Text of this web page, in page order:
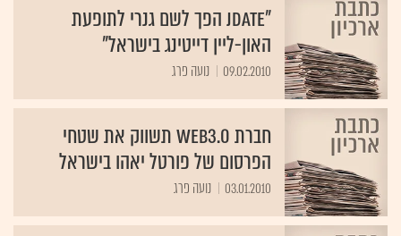
"JDate הפך לשם גנרי לתופעת
האון-ליין דייטינג בישראל"
09.02.2010 נועה פרג
חברת WEB3.0 תשווק את שטחי
הפרסום של פורטל יאהו בישראל
03.01.2010 נועה פרג